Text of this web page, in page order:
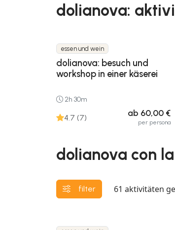
dolianova:
essen und wein
dolianova: besuch und
workshop in einer käserei
2h 30m
4.7 (7) ab 60,00 €
per persona
dolianova con
filter 61 aktivitäten